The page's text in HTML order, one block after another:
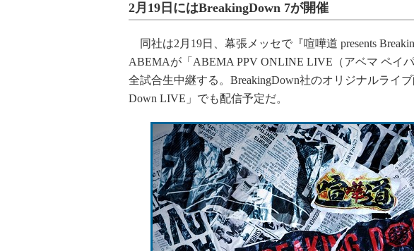
2月19日にはBreakingDown 7が開催
同社は2月19日、幕張メッセで『喧嘩道 presents
ABEMAが「ABEMA PPV ONLINE LIVE（アベマ ペイ
全試合生中継する。BreakingDown社のオリジナルライ
Down LIVE」でも配信予定だ。